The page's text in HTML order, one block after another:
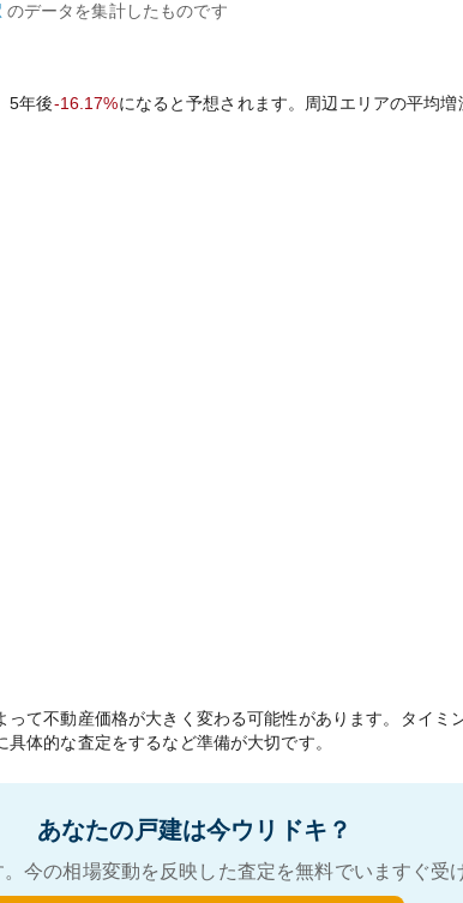
のデータを集計したものです
5年後-16.17%になると予想されます。周辺エリアの平均増
て不動産価格が大きく変わる可能性があります。タイミ
体的な査定をするなど準備が大切です。
あなたの戸建は今ウリドキ？
今の相場変動を反映した査定を無料でいますぐ